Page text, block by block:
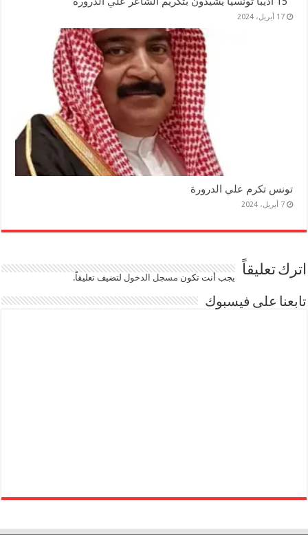
17 أبريل، 2024
تونس تكرم علي الدرورة
7 أبريل، 2024
اترك تعليقاً يجب أنت تكون مسجل الدخوللتضيف تعليقاً.
تابعنا على فيسبوك